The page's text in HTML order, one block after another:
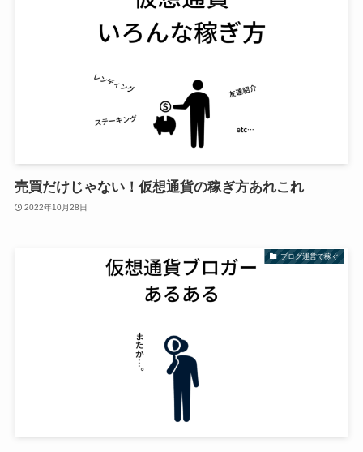
売買だけじゃない！仮想通貨の稼ぎ方あれこれ
2022年10月28日
ブログ運営で稼ぐ